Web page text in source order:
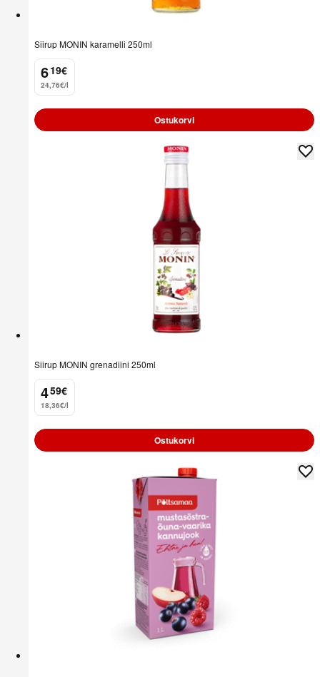
Siirup MONIN karamelli 250ml
6
. 19€
24,76€/l
Ostukorvi
Siirup MONIN grenadiini 250ml
4
. 59€
18,36€/l
Ostukorvi